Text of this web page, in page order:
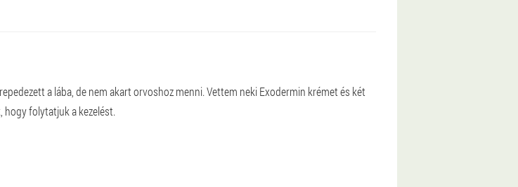
a lába, de nem akart orvoshoz menni. Vettem neki Exodermin krémet és két
folytatjuk a kezelést.